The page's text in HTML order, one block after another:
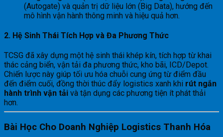
(Autogate) và quản trị dữ liệu lớn (Big Data), hướng đến
mô hình vận hành thông minh và hiệu quả hơn.
2. Hệ Sinh Thái Tích Hợp và Đa Phương Thức
TCSG đã xây dựng một hệ sinh thái khép kín, tích hợp từ khai
thác cảng biển, vận tải đa phương thức, kho bãi, ICD/Depot.
Chiến lược này giúp tối ưu hóa chuỗi cung ứng từ điểm đầu
đến điểm cuối, đồng thời thúc đẩy logistics xanh khi rút ngắn
hành trình vận tải và tận dụng các phương tiện ít phát thải
hơn.
Bài Học Cho Doanh Nghiệp Logistics Thanh Hóa